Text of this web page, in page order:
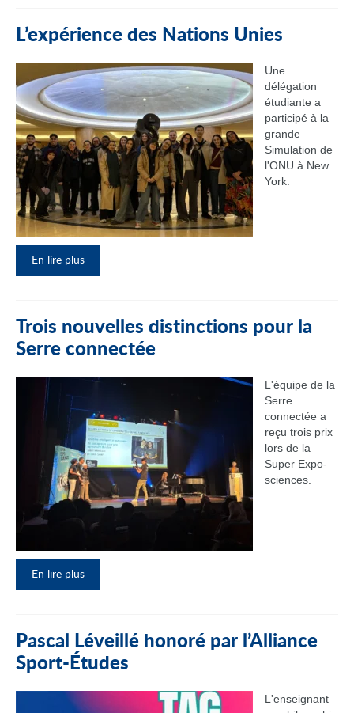
L’expérience des Nations Unies
Une
délégation
étudiante a
participé à la
grande
Simulation de
l'ONU à New
York.
En lire plus
Trois nouvelles distinctions pour la
Serre connectée
L'équipe de la
Serre
connectée a
reçu trois prix
lors de la
Super Expo-
sciences.
En lire plus
Pascal Léveillé honoré par l’Alliance
Sport-Études
L'enseignant